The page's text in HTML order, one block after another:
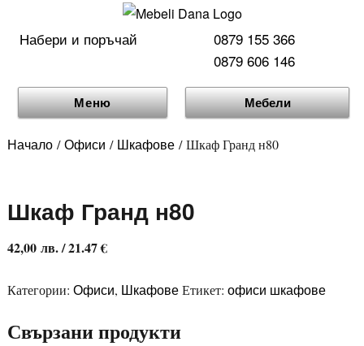
Набери и поръчай
0879 155 366
0879 606 146
Меню Мебели
Начало/Офиси / Шкафове/ Шкаф Гранд н80
Шкаф Гранд н80
42,00 лв./ 21.47 €
Категории: Офиси, ШкафовеЕтикет: офиси шкафове
Свързани продукти